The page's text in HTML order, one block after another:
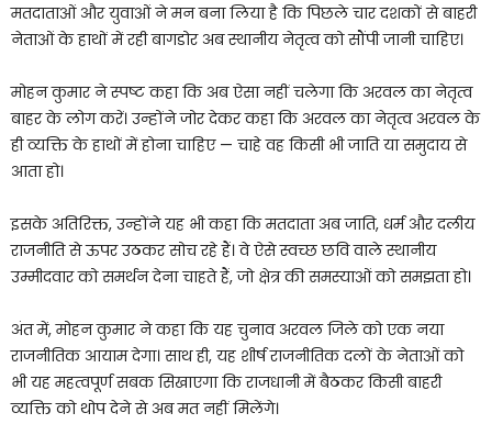
मतदाताओं और युवाओं ने मन बना लिया है कि पिछले चार दशकों से बाहरी
नेताओं के हाथों में रही बागडोर अब स्थानीय नेतृत्व को सौंपी जानी चाहिए।
मोहन कुमार ने स्पष्ट कहा कि अब ऐसा नहीं चलेगा कि अरवल का नेतृत्व
बाहर के लोग करें। उन्होंने जोर देकर कहा कि अरवल का नेतृत्व अरवल के
ही व्यक्ति के हाथों में होना चाहिए — चाहे वह किसी भी जाति या समुदाय से
आता हो।
इसके अतिरिक्त, उन्होंने यह भी कहा कि मतदाता अब जाति, धर्म और दलीय
राजनीति से ऊपर उठकर सोच रहे हैं। वे ऐसे स्वच्छ छवि वाले स्थानीय
उम्मीदवार को समर्थन देना चाहते हैं, जो क्षेत्र की समस्याओं को समझता हो।
अंत में, मोहन कुमार ने कहा कि यह चुनाव अरवल जिले को एक नया
राजनीतिक आयाम देगा। साथ ही, यह शीर्ष राजनीतिक दलों के नेताओं को
भी यह महत्वपूर्ण सबक सिखाएगा कि राजधानी में बैठकर किसी बाहरी
व्यक्ति को थोप देने से अब मत नहीं मिलेंगे।